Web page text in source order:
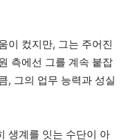
이 컸지만, 그는 주어진
측에선 그를 계속 붙잡
, 그의 업무 능력과 성실
생계를 잇는 수단이 아